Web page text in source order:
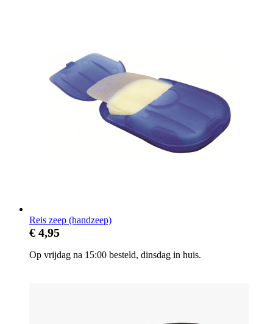
Reis zeep (handzeep)
€ 4,95
Op vrijdag na 15:00 besteld, dinsdag in huis.